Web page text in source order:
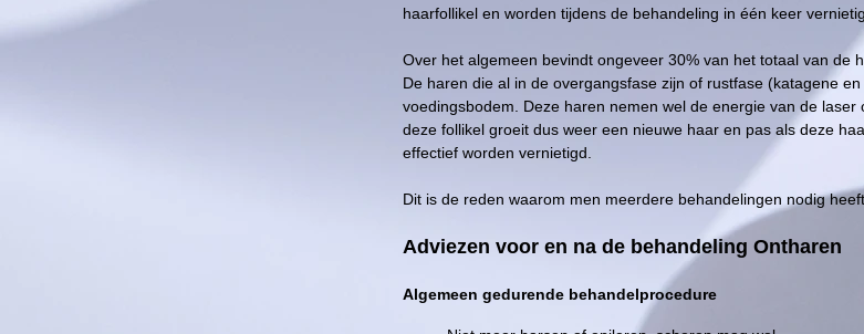
haarfollikel en worden tijdens de behandeling in één keer
Over het algemeen bevindt ongeveer 30% van het totaal van de
De haren die al in de overgangsfase zijn of rustfase (katagene
voedingsbodem. Deze haren nemen wel de energie van de
deze follikel groeit dus weer een nieuwe haar en pas als deze
effectief worden vernietigd.
Dit is de reden waarom men meerdere behandelingen nodig
Adviezen voor en na de behandeling Ontharen
Algemeen gedurende behandelprocedure